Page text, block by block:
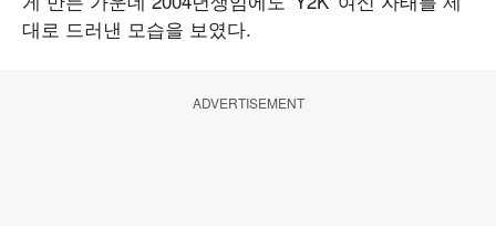
대로 드러낸 모습을 보였다.
ADVERTISEMENT